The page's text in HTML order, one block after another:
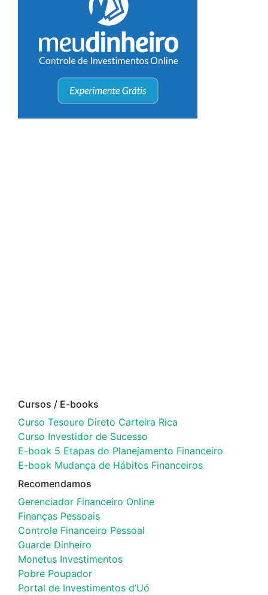
Cursos / E-books
Curso Tesouro Direto Carteira Rica
Curso Investidor de Sucesso
E-book 5 Etapas do Planejamento Financeiro
E-book Mudança de Hábitos Financeiros
Recomendamos
Gerenciador Financeiro Online
Finanças Pessoais
Controle Financeiro Pessoal
Guarde Dinheiro
Monetus Investimentos
Pobre Poupador
Portal de Investimentos d’Uó